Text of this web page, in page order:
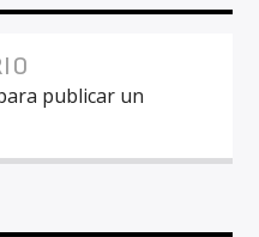
publicar un